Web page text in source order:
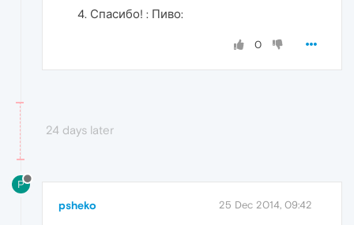
Спасибо! : Пиво:
0
24 days later
P
psheko 25 Dec 2014, 09:42